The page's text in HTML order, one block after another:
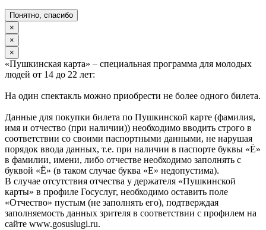
Понятно, спасибо
×
×
×
«Пушкинская карта» – специальная программа для молодых
людей от 14 до 22 лет:
На один спектакль можно приобрести не более одного билета.
Данные для покупки билета по Пушкинской карте (фамилия,
имя и отчество (при наличии)) необходимо вводить строго в
соответствии со своими паспортными данными, не нарушая
порядок ввода данных, т.е. при наличии в паспорте буквы «Ё»
в фамилии, имени, либо отчестве необходимо заполнять с
буквой «Ё» (в таком случае буква «Е» недопустима).
В случае отсутствия отчества у держателя «Пушкинской
карты» в профиле Госуслуг, необходимо оставить поле
«Отчество» пустым (не заполнять его), подтверждая
заполняемость данных зрителя в соответствии с профилем на
сайте www.gosuslugi.ru.